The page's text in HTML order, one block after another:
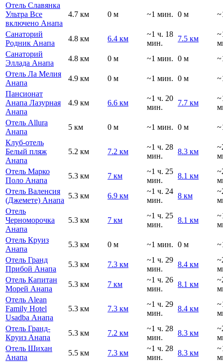
Отель Славянка
Ультра Все
включено Анапа
4.7 км 0 м ~1 мин. 0 м
Санаторий
Родник Анапа
4.8 км 6.4 км
~1 ч. 18
мин.
7.5 км
Санаторий
Эллада Анапа
4.8 км 0 м ~1 мин. 0 м
Отель Ла Мелия
Анапа
4.9 км 0 м ~1 мин. 0 м
Пансионат
Анапа Лазурная
Анапа
4.9 км 6.6 км
~1 ч. 20
мин.
7.7 км
Отель Allura
Анапа
5 км 0 м ~1 мин. 0 м
Клуб-отель
Белый пляж
Анапа
5.2 км 7.2 км
~1 ч. 28
мин.
8.3 км
Отель Марко
Поло Анапа
5.3 км 7 км
~1 ч. 25
мин.
8.1 км
Отель Валенсия
(Джемете) Анапа
5.3 км 6.9 км
~1 ч. 24
мин.
8 км
Отель
Черноморочка
Анапа
5.3 км 7 км
~1 ч. 25
мин.
8.1 км
Отель Круиз
Анапа
5.3 км 0 м ~1 мин. 0 м
Отель Гранд
Прибой Анапа
5.3 км 7.3 км
~1 ч. 29
мин.
8.4 км
Отель Капитан
Морей Анапа
5.3 км 7 км
~1 ч. 26
мин.
8.1 км
Отель Alean
Family Hotel
Usadba Анапа
5.3 км 7.3 км
~1 ч. 29
мин.
8.4 км
Отель Гранд-
Круиз Анапа
5.3 км 7.2 км
~1 ч. 28
мин.
8.3 км
Отель Шихан
Анапа
5.5 км 7.3 км
~1 ч. 28
мин.
8.3 км